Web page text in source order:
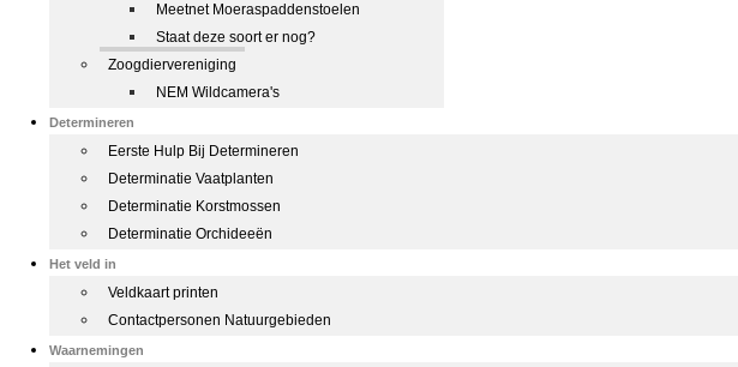
Meetnet Moeraspaddenstoelen
Staat deze soort er nog?
Zoogdiervereniging
NEM Wildcamera's
Determineren
Eerste Hulp Bij Determineren
Determinatie Vaatplanten
Determinatie Korstmossen
Determinatie Orchideeën
Het veld in
Veldkaart printen
Contactpersonen Natuurgebieden
Waarnemingen